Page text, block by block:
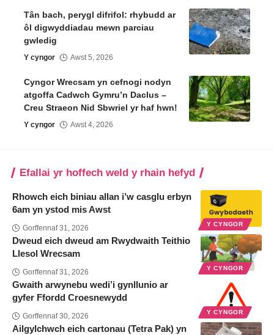
Tân bach, perygl difrifol: rhybudd ar
ôl digwyddiadau mewn parciau
gwledig
Y cyngor Awst 5, 2026
Cyngor Wrecsam yn cefnogi nodyn
atgoffa Cadwch Gymru’n Daclus –
Creu Straeon Nid Sbwriel yr haf hwn!
Y cyngor Awst 4, 2026
Efallai yr hoffech weld y rhain hefyd
Y CYNGOR
Rhowch eich biniau allan i’w casglu erbyn
6am yn ystod mis Awst
Gorffennaf 31, 2026
Y CYNGOR
Dweud eich dweud am Rwydwaith Teithio
Llesol Wrecsam
Gorffennaf 31, 2026
Y CYNGOR
Gwaith arwynebu wedi’i gynllunio ar
gyfer Ffordd Croesnewydd
Gorffennaf 30, 2026
Ailgylchwch eich cartonau (Tetra Pak) yn